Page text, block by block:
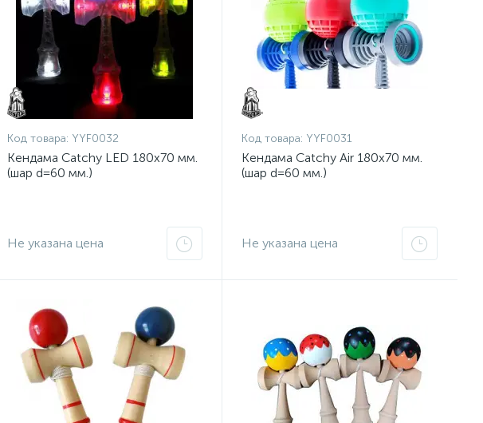
Код товара: YYF0032
Кендама Catchy LED 180x70 мм.
(шар d=60 мм.)
Не указана цена
Код товара: YYF0031
Кендама Catchy Air 180x70 мм.
(шар d=60 мм.)
Не указана цена